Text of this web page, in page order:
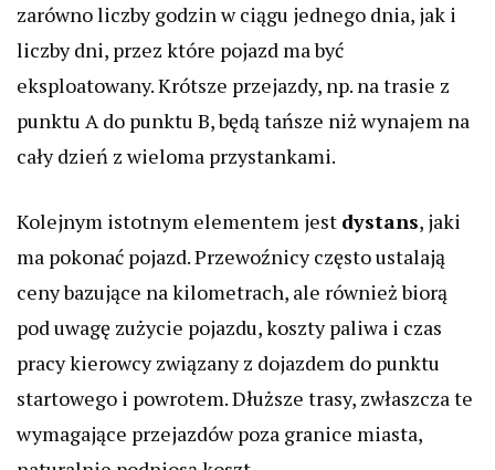
zarówno liczby godzin w ciągu jednego dnia, jak i
liczby dni, przez które pojazd ma być
eksploatowany. Krótsze przejazdy, np. na trasie z
punktu A do punktu B, będą tańsze niż wynajem na
cały dzień z wieloma przystankami.
Kolejnym istotnym elementem jest dystans, jaki
ma pokonać pojazd. Przewoźnicy często ustalają
ceny bazujące na kilometrach, ale również biorą
pod uwagę zużycie pojazdu, koszty paliwa i czas
pracy kierowcy związany z dojazdem do punktu
startowego i powrotem. Dłuższe trasy, zwłaszcza te
wymagające przejazdów poza granice miasta,